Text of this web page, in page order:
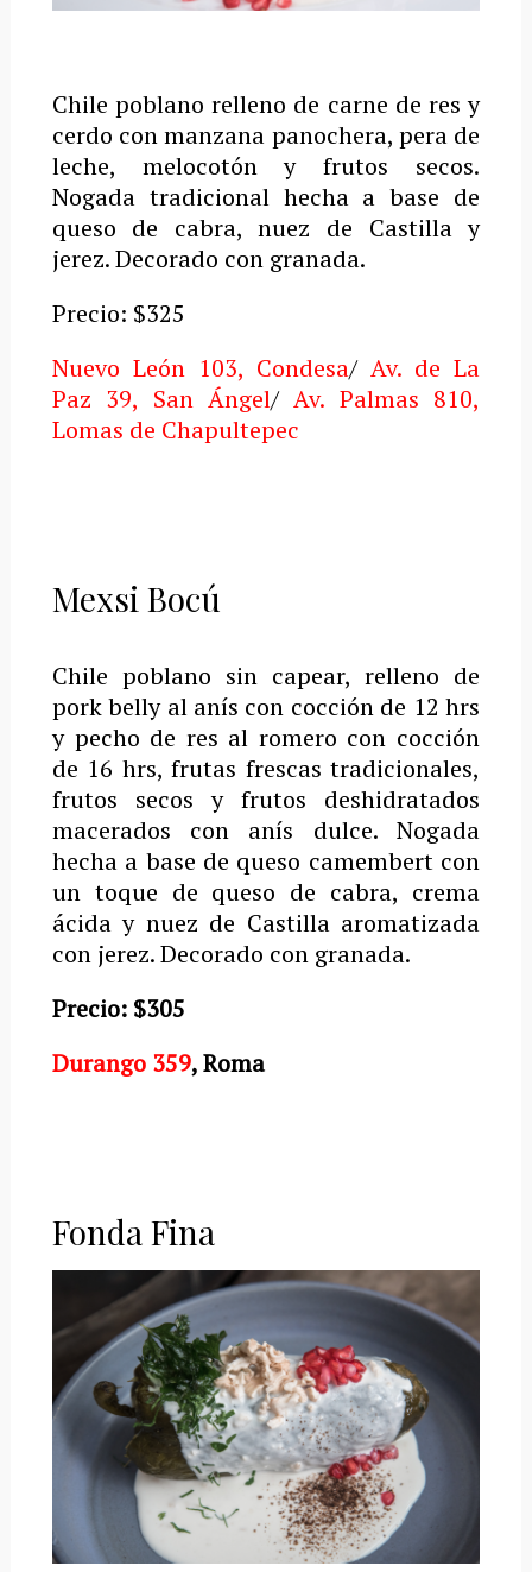
Chile poblano relleno de carne de res y
cerdo con manzana panochera, pera de
leche, melocotón y frutos secos.
Nogada tradicional hecha a base de
queso de cabra, nuez de Castilla y
jerez. Decorado con granada.
Precio: $325
Nuevo León 103, Condesa/Av. de La
Paz 39, San Ángel/Av. Palmas 810,
Lomas de Chapultepec
Mexsi Bocú
Chile poblano sin capear, relleno de
pork belly al anís con cocción de 12 hrs
y pecho de res al romero con cocción
de 16 hrs, frutas frescas tradicionales,
frutos secos y frutos deshidratados
macerados con anís dulce. Nogada
hecha a base de queso camembert con
un toque de queso de cabra, crema
ácida y nuez de Castilla aromatizada
con jerez. Decorado con granada.
Precio: $305
Durango 359, Roma
Fonda Fina